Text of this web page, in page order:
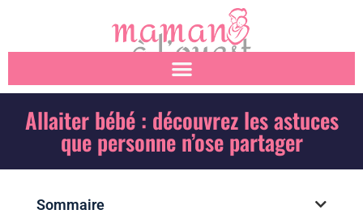
Allaiter bébé : découvrez les astuces
que personne n’ose partager
Sommaire